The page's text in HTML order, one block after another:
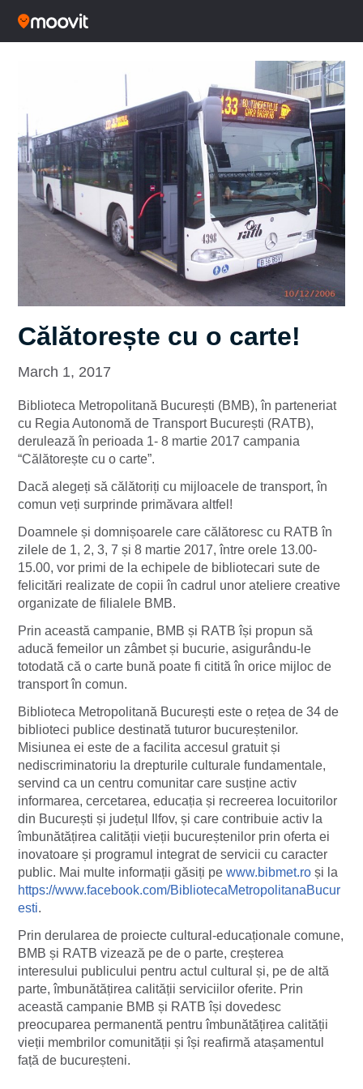
Călătorește cu o carte!
March 1, 2017
Biblioteca Metropolitană București (BMB), în parteneriat
cu Regia Autonomă de Transport București (RATB),
derulează în perioada 1- 8 martie 2017 campania
“Călătorește cu o carte”.
Dacă alegeți să călătoriți cu mijloacele de transport, în
comun veți surprinde primăvara altfel!
Doamnele și domnișoarele care călătoresc cu RATB în
zilele de 1, 2, 3, 7 și 8 martie 2017, între orele 13.00-
15.00, vor primi de la echipele de bibliotecari sute de
felicitări realizate de copii în cadrul unor ateliere creative
organizate de filialele BMB.
Prin această campanie, BMB și RATB își propun să
aducă femeilor un zâmbet și bucurie, asigurându-le
totodată că o carte bună poate fi citită în orice mijloc de
transport în comun.
Biblioteca Metropolitană București este o rețea de 34 de
biblioteci publice destinată tuturor bucureștenilor.
Misiunea ei este de a facilita accesul gratuit și
nediscriminatoriu la drepturile culturale fundamentale,
servind ca un centru comunitar care susține activ
informarea, cercetarea, educația și recreerea locuitorilor
din București și județul Ilfov, și care contribuie activ la
îmbunătățirea calității vieții bucureștenilor prin oferta ei
inovatoare și programul integrat de servicii cu caracter
public. Mai multe informații găsiți pe www.bibmet.ro și la
https://www.facebook.com/BibliotecaMetropolitanaBucur
esti.
Prin derularea de proiecte cultural-educaționale comune,
BMB și RATB vizează pe de o parte, creșterea
interesului publicului pentru actul cultural și, pe de altă
parte, îmbunătățirea calității serviciilor oferite. Prin
această campanie BMB și RATB își dovedesc
preocuparea permanentă pentru îmbunătățirea calității
vieții membrilor comunității și își reafirmă atașamentul
față de bucureșteni.